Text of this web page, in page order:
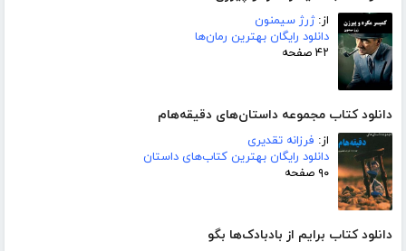
از:ژرژ سیمنون
دانلود رایگان بهترین رمان‌ها
۴۲ صفحه
دانلود کتاب مجموعه داستان‌های دقیقه‌هام
از: فرزانه تقدیری
دانلود رایگان بهترین کتاب‌های داستان
۹۰ صفحه
دانلود کتاب برایم از بادبادک‌ها بگو